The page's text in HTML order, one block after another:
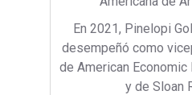
En 2021, Pinelopi
desempeñó como
de American
y de Sloan